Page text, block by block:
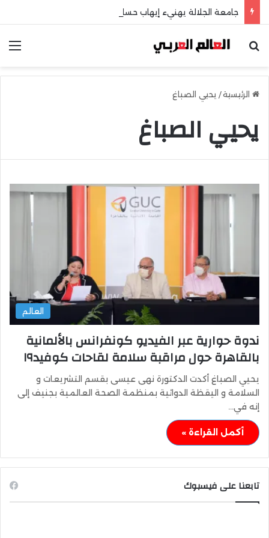
بحث عن
الرئيسية/ يحيي الصباغ
يحيي الصباغ
العالم
ندوة حوارية عبر الفيديو كونفرانس بالألمانية
بالقاهرة حول مراقبة سلامة لقاحات كوفيد١٩
يحيي الصباغ أكدت الدكتورة نهى عيسى بقسم التشريعات و
السلامة و اليقظة الدوائية بمنظمة الصحة العالمية بجنيف إلى
إنه في…
أكمل القراءة »
تابعنا على فيسبوك